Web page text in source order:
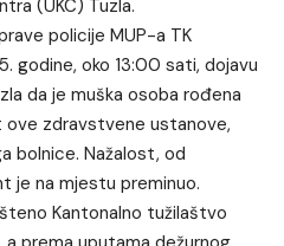
(UKC) Tuzla.
policije MUP-a TK
godine, oko 13:00 sati, dojavu
da je muška osoba rođena
ove zdravstvene ustanove,
bolnice. Nažalost, od
je na mjestu preminuo.
Kantonalno tužilaštvo